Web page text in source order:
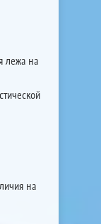
лежа на
на